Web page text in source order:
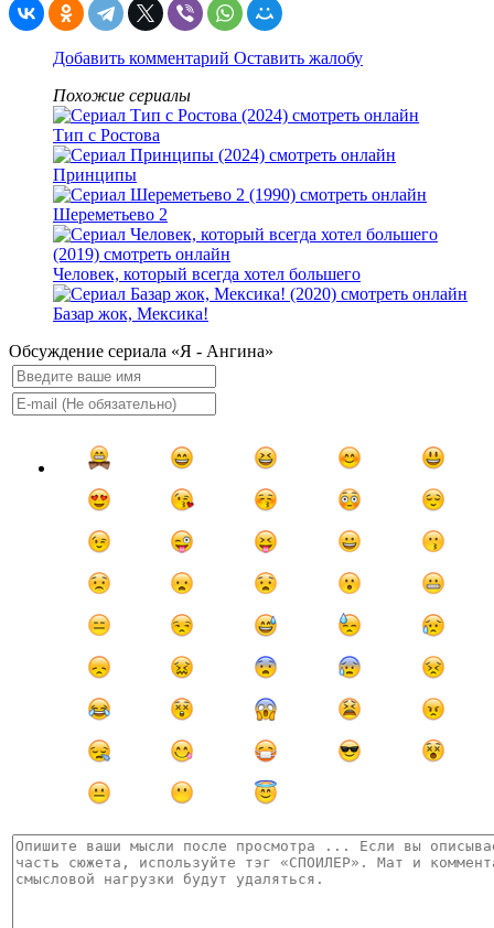
Добавить комментарий Оставить жалобу
Похожие сериалы
Тип с Ростова
Принципы
Шереметьево 2
Человек, который всегда хотел большего
Базар жок, Мексика!
Обсуждение сериала «Я - Ангина»